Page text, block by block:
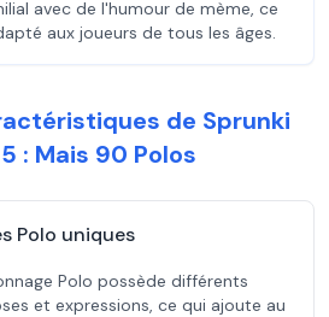
avec de l'humour de mème, ce
aux joueurs de tous les âges.
de Sprunki
: Mais 90 Polos
Polo uniques
Polo possède différents
et expressions, ce qui ajoute au